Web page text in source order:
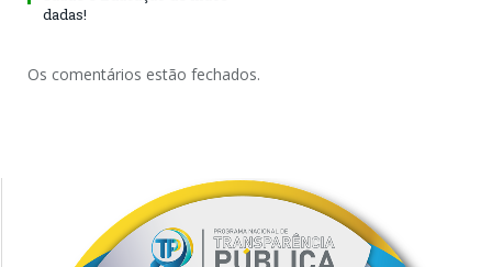
dadas!
Os comentários estão fechados.